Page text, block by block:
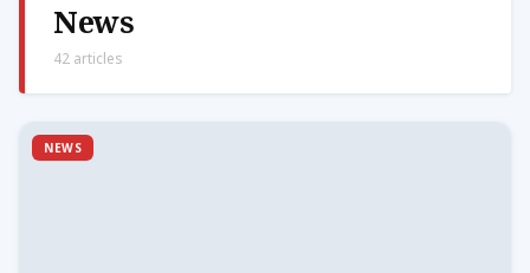
News
42 articles
NEWS